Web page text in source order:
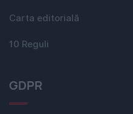
Carta editorială
10 Reguli
GDPR